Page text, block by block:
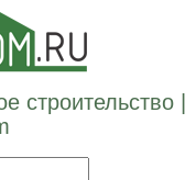
строительство |